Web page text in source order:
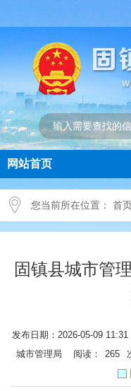
网站首页
您当前所在位置： 首
固镇县城市管
发布日期：2026-05-09
城市管理局 阅读：
265